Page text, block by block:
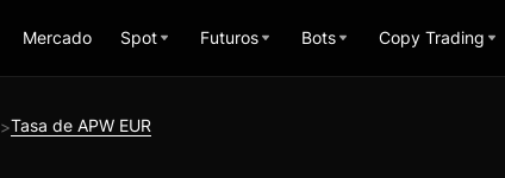
Mercado Spot Futuros Bots Copy Trading
>Tasa de APW EUR